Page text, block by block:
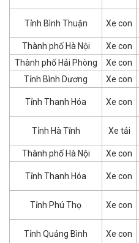
Tỉnh Bình Thuận Xe con
Thành phố Hà Nội Xe con
Thành phố Hải Phòng
Xe con
Tỉnh Bình Dương
Xe con
Tỉnh Thanh Hóa Xe con
Tỉnh Hà Tĩnh Xe tải
Thành phố Hà Nội Xe con
Tỉnh Thanh Hóa Xe con
Tỉnh Phú Thọ Xe con
Tỉnh Quảng Bình Xe con